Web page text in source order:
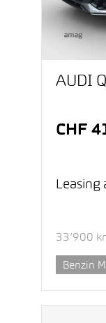
AUDI
CHF
Leasing
33’900
Benzin